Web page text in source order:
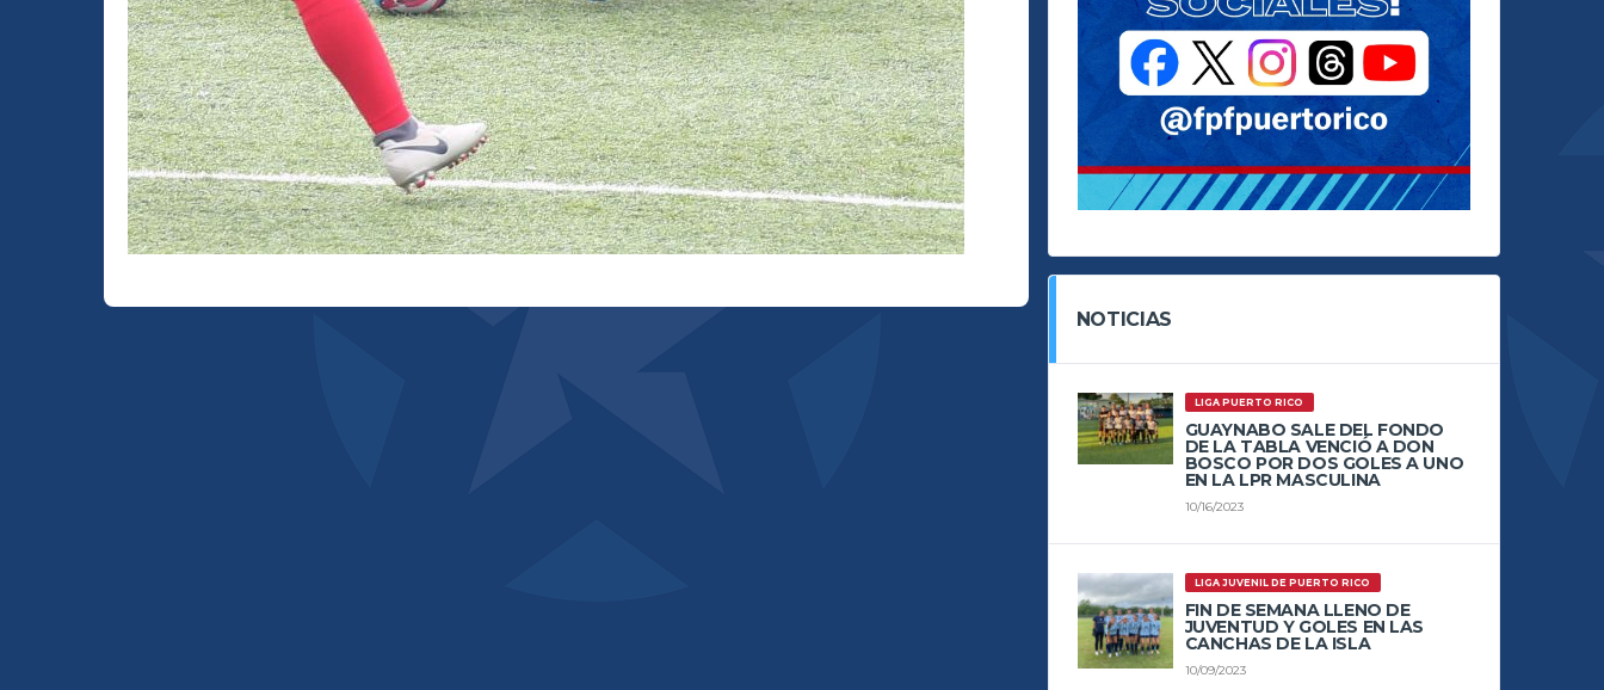
NOTICIAS
LIGA PUERTO RICO
GUAYNABO SALE DEL FONDO
DE LA TABLA VENCIÓ A DON
BOSCO POR DOS GOLES A UNO
EN LA LPR MASCULINA
10/16/2023
LIGA JUVENIL DE PUERTO RICO
FIN DE SEMANA LLENO DE
JUVENTUD Y GOLES EN LAS
CANCHAS DE LA ISLA
10/09/2023